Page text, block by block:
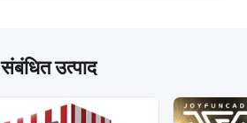
संबंधित उत्पाद